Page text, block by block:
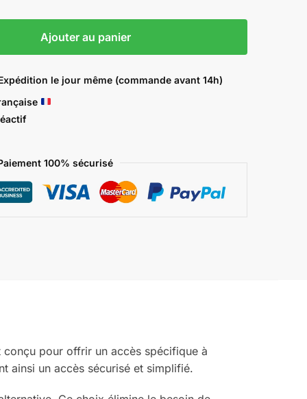
Ajouter au panier
le jour même (commande avant 14h)
100% sécurisé
pour offrir un accès spécifique à
ainsi un accès sécurisé et simplifié.